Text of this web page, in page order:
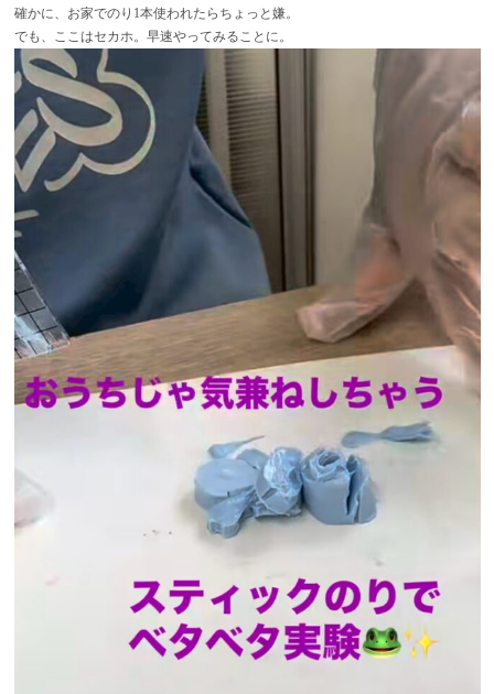
確かに、お家でのり1本使われたらちょっと嫌。
でも、ここはセカホ。早速やってみることに。